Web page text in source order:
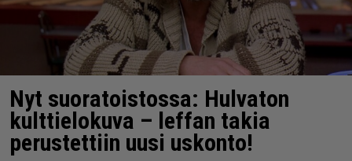
Nyt suoratoistossa: Hulvaton
kulttielokuva – leffan takia
perustettiin uusi uskonto!